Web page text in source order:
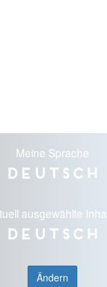
Meine Sprache
Deutsch
ausgewählte
Deutsch
Ändern